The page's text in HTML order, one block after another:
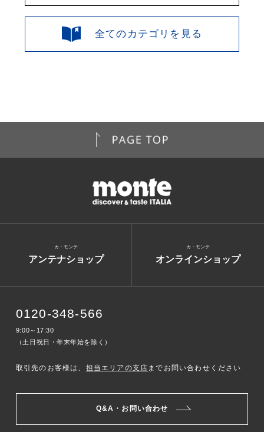
全てのカテゴリを見る
アンテナショップ
カ・モンテ
オンラインショップ
カ・モンテ
0120-348-566
9:00～17:30
（土日祝日・年末年始を除く）
取引先のお客様は、 担当エリアの支店 までお問い合わせください
Q&A・お問い合わせ